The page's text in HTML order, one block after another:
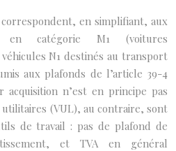
en simplifiant, aux
en catégorie M1 (voitures
N1 destinés au transport
aux plafonds de l’article 39-4
n’est en principe pas
(VUL), au contraire, sont
de travail : pas de plafond de
et TVA en général